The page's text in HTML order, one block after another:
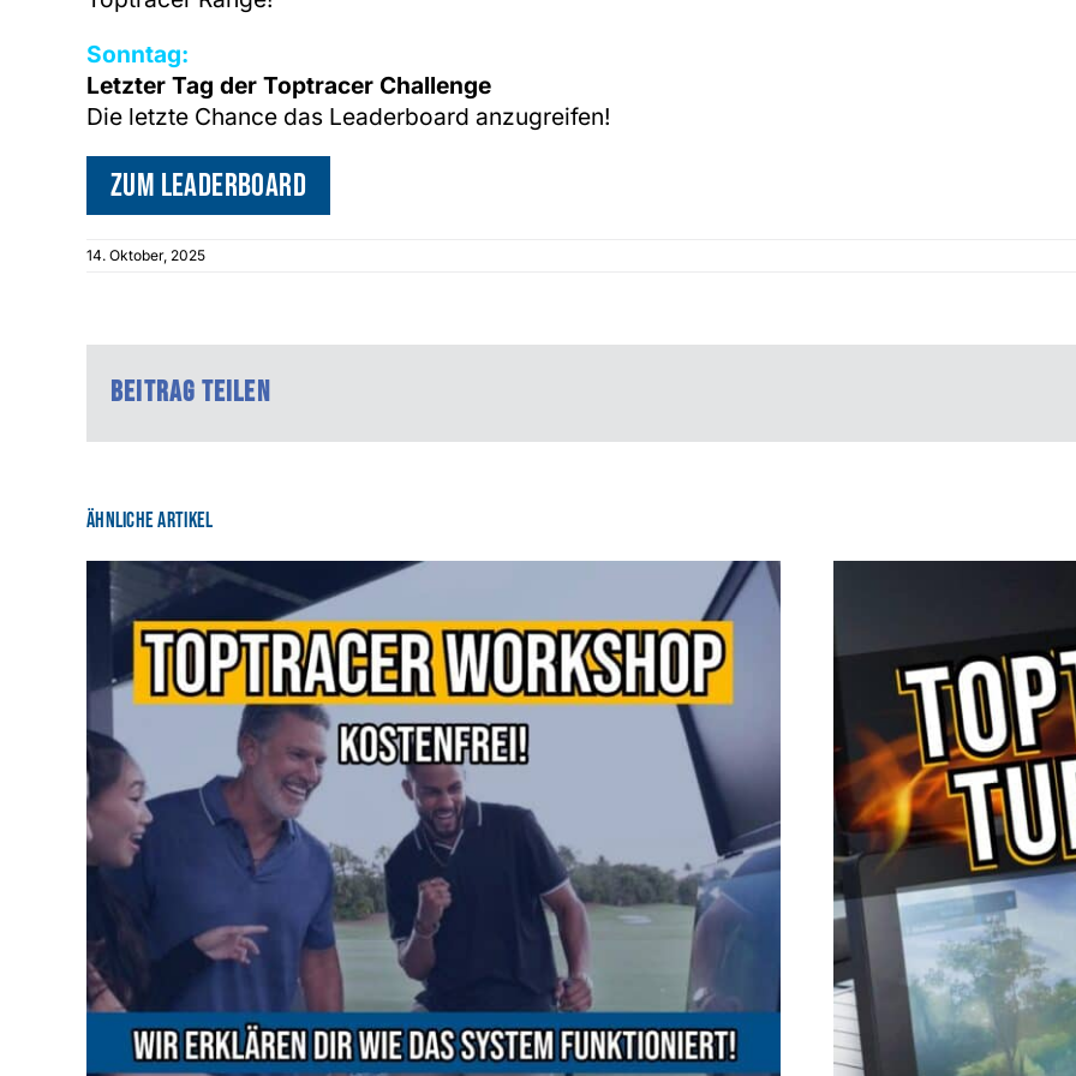
Sonntag:
Letzter Tag der Toptracer Challenge
Die letzte Chance das Leaderboard anzugreifen!
zum Leaderboard
14. Oktober, 2025
Beitrag teilen
Ähnliche Artikel